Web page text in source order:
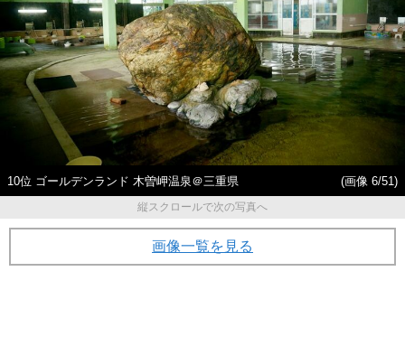
10位 ゴールデンランド 木曽岬温泉＠三重県
(画像 6/51)
縦スクロールで次の写真へ
画像一覧を見る